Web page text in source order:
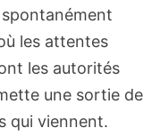
les attentes
les autorités
une sortie de
qui viennent.